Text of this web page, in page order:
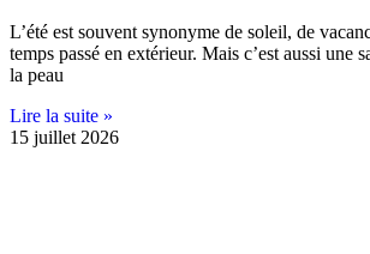
L’été est souvent synonyme de soleil, de
temps passé en extérieur. Mais c’est aussi une
la peau
Lire la suite »
15 juillet 2026